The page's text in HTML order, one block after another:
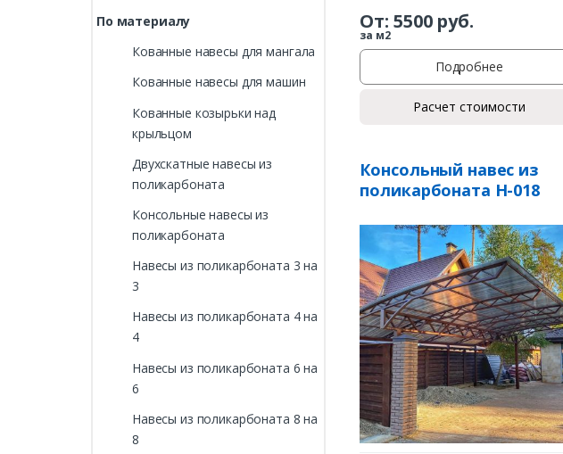
Ваше имя*
От: 5500руб.
за м2
Подробнее
Расчет стоимости
Консольный навес из
поликарбоната Н-018
По материалу
Кованные навесы для мангала
Кованные навесы для машин
Кованные козырьки над
крыльцом
Двухскатные навесы из
поликарбоната
Консольные навесы из
поликарбоната
Навесы из поликарбоната 3 на
3
Навесы из поликарбоната 4 на
4
Навесы из поликарбоната 6 на
6
Навесы из поликарбоната 8 на
8